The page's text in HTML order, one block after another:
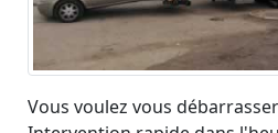
Vous voulez vous